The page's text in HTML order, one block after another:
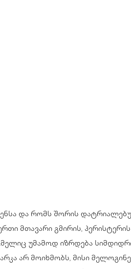
და რომს შორის
მთავარი გმირის,
უმამოდ იზრდება
არ მოიხმობს, მისი